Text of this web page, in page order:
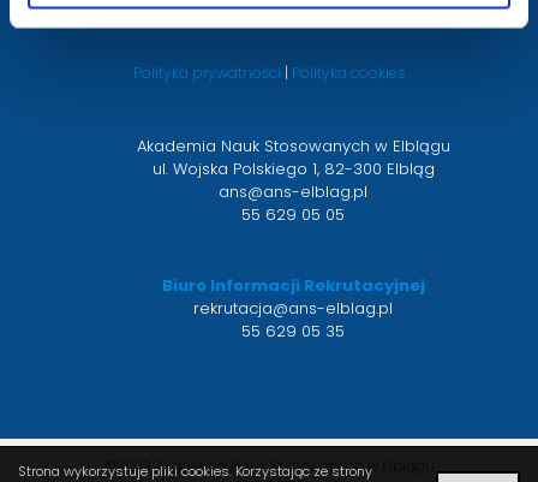
Strona wykorzystuje pliki cookies. Korzystając ze strony
w
nowym
w
nowym
w
nowym
w
nowym
w
nowym
Polityka prywatności | Polityka cookies
Akademia Nauk Stosowanych w Elblągu
ul. Wojska Polskiego 1, 82-300 Elbląg
ans@ans-elblag.pl
55 629 05 05
Biuro Informacji Rekrutacyjnej
rekrutacja@ans-elblag.pl
55 629 05 35
©2023 Akademia Nauk Stosowanych w Elblągu